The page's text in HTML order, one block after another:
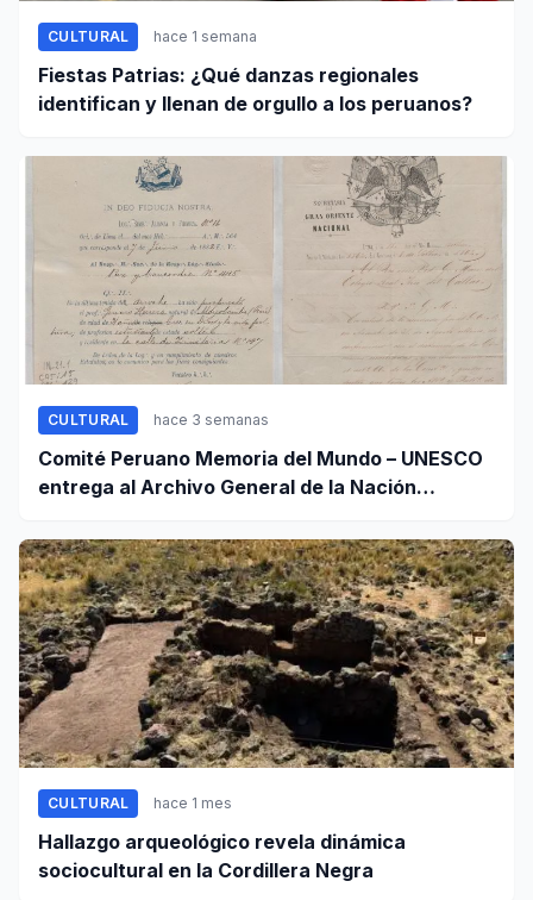
CULTURAL hace 1 semana
Fiestas Patrias: ¿Qué danzas regionales
identifican y llenan de orgullo a los peruanos?
CULTURAL hace 3 semanas
Comité Peruano Memoria del Mundo – UNESCO
entrega al Archivo General de la Nación
documentales
CULTURAL hace 1 mes
Hallazgo arqueológico revela dinámica
sociocultural en la Cordillera Negra